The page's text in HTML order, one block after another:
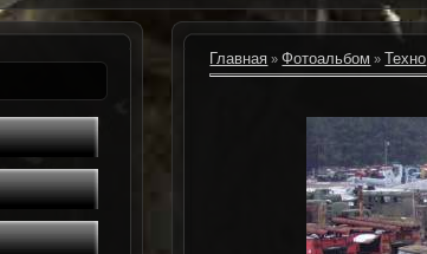
Главная »Фотоальбом » Техно